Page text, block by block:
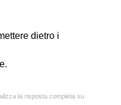
dietro i
la risposta completa su